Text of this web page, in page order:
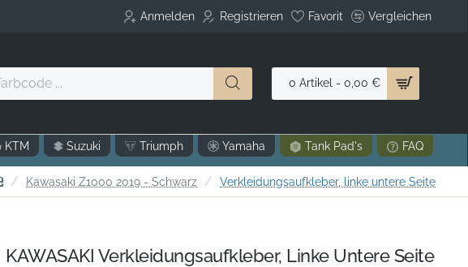
Anmelden Registrieren Favorit Vergleichen
0 Artikel - 0,00 €
KTM Suzuki Triumph Yamaha Tank Pad's FAQ
homeKawasaki Z1000 2019 - Schwarz Verkleidungsaufkleber, linke untere Seite
KAWASAKI Verkleidungsaufkleber, Linke Untere Seite